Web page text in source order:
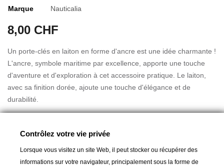
Marque
Nauticalia
8,00 CHF
Un porte-clés en laiton en forme d'ancre est une idée charmante !
L'ancre, symbole maritime par excellence, apporte une touche
d'aventure et d'exploration à cet accessoire pratique. Le laiton,
avec sa finition dorée, ajoute une touche d'élégance et de
durabilité.
les amateurs de voile, les passionnés de l'océan ou ceux qui
apprécient simplement les objets de qualité avec une esthétique
distinctive. En plus de son aspect décoratif, il serait également
Contrôlez votre vie privée
Lorsque vous visitez un site Web, il peut stocker ou récupérer des
informations sur votre navigateur, principalement sous la forme de